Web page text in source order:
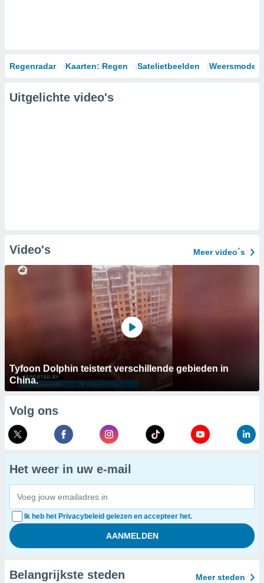
Regenradar Kaarten: Regen Satelietbeelden
Uitgelichte video's
Video's Meer video´s
Tyfoon Dolphin teistert verschillende gebieden in
China.
Volg ons
Het weer in uw e-mail
Ik heb het Privacybeleid gelezen en accepteer het.
Belangrijkste steden Meer steden